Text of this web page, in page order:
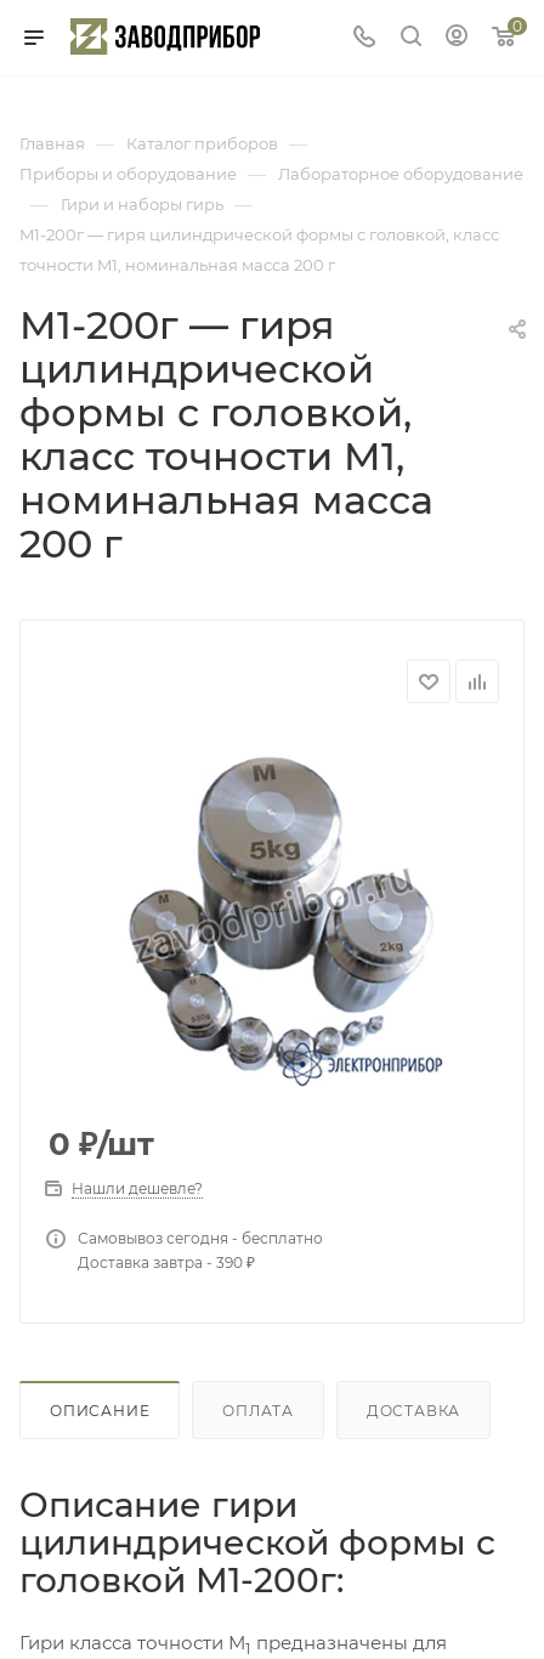
0
Главная — Каталог приборов —
Приборы и оборудование — Лабораторное оборудование
— Гири и наборы гирь —
M1-200г — гиря цилиндрической формы с головкой, класс
точности M1, номинальная масса 200 г
M1-200г — гиря
цилиндрической
формы с головкой,
класс точности M1,
номинальная масса
200 г
0 ₽/шт
Нашли дешевле?
Самовывоз сегодня - бесплатно
Доставка завтра - 390 ₽
ОПИСАНИЕ ОПЛАТА ДОСТАВКА
Описание гири
цилиндрической формы с
головкой M1-200г:
Гири класса точности М1 предназначены для